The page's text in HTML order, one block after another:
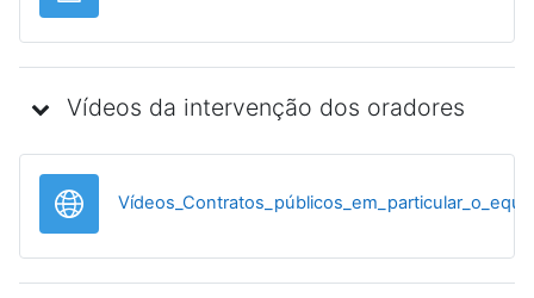
Vídeos da intervenção dos oradores